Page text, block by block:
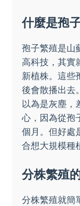
什麼是孢
孢子繁殖是山
高科技，其實
新植株。這些
後會散播出去
以為是灰塵，
心，因為從孢
個月。但好處
合想大規模種
分株繁殖
分株繁殖就簡